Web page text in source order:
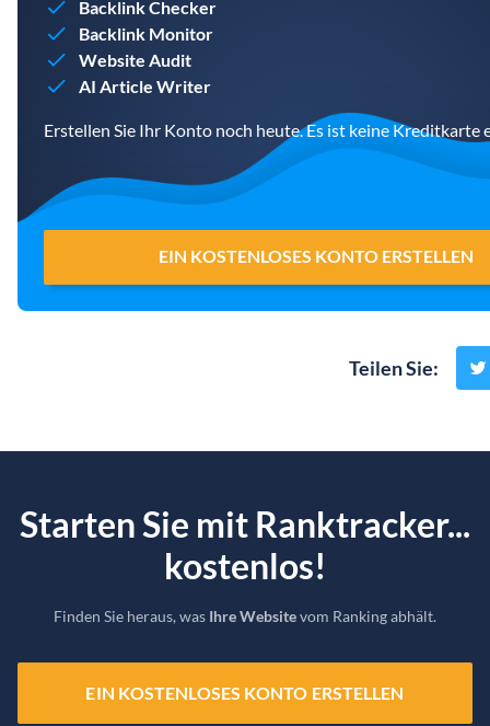
Backlink Checker
Backlink Monitor
Website Audit
AI Article Writer
Erstellen Sie Ihr Konto noch heute. Es ist keine Kreditkarte
EIN KOSTENLOSES KONTO ERSTELLEN
Teilen Sie:
Starten Sie mit Ranktracker...
kostenlos!
Finden Sie heraus, was Ihre Websitevom Ranking abhält.
EIN KOSTENLOSES KONTO ERSTELLEN